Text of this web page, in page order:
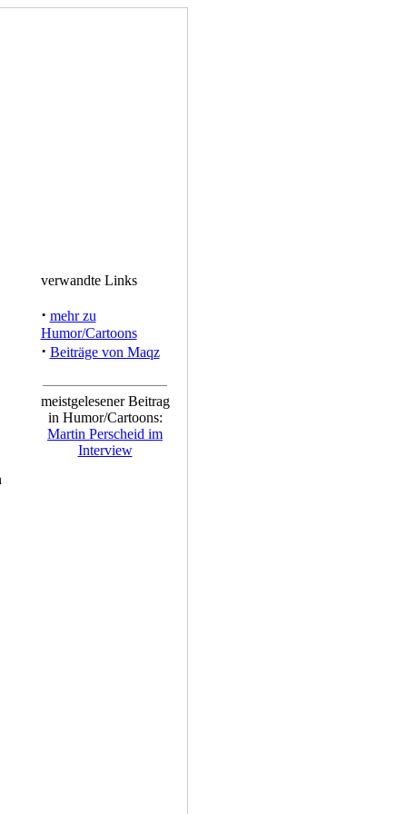
verwandte Links
· mehr zu
Humor/Cartoons
· Beiträge von Maqz
meistgelesener Beitrag
in Humor/Cartoons:
Martin Perscheid im
Interview